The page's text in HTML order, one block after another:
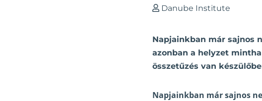
Danube Institute
Napjainkban már sajnos
azonban a helyzet
összetűzés van
Napjainkban már sajnos